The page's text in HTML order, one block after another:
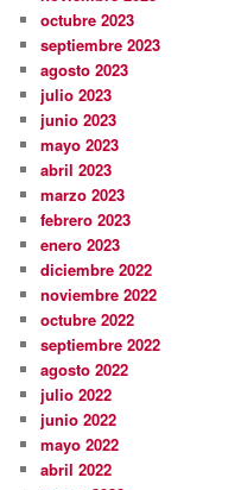
octubre 2023
septiembre 2023
agosto 2023
julio 2023
junio 2023
mayo 2023
abril 2023
marzo 2023
febrero 2023
enero 2023
diciembre 2022
noviembre 2022
octubre 2022
septiembre 2022
agosto 2022
julio 2022
junio 2022
mayo 2022
abril 2022